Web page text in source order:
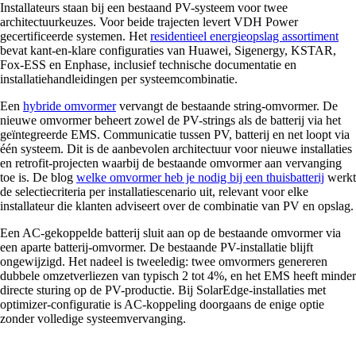
Installateurs staan bij een bestaand PV-systeem voor twee
architectuurkeuzes. Voor beide trajecten levert VDH Power
gecertificeerde systemen. Het residentieel energieopslag assortiment
bevat kant-en-klare configuraties van Huawei, Sigenergy, KSTAR,
Fox-ESS en Enphase, inclusief technische documentatie en
installatiehandleidingen per systeemcombinatie.
Een hybride omvormervervangt de bestaande string-omvormer. De
nieuwe omvormer beheert zowel de PV-strings als de batterij via het
geïntegreerde EMS. Communicatie tussen PV, batterij en net loopt via
één systeem. Dit is de aanbevolen architectuur voor nieuwe installaties
en retrofit-projecten waarbij de bestaande omvormer aan vervanging
toe is. De blog welke omvormer heb je nodig bij een thuisbatterij werkt
de selectiecriteria per installatiescenario uit, relevant voor elke
installateur die klanten adviseert over de combinatie van PV en opslag.
Een AC-gekoppelde batterij sluit aan op de bestaande omvormer via
een aparte batterij-omvormer. De bestaande PV-installatie blijft
ongewijzigd. Het nadeel is tweeledig: twee omvormers genereren
dubbele omzetverliezen van typisch 2 tot 4%, en het EMS heeft minder
directe sturing op de PV-productie. Bij SolarEdge-installaties met
optimizer-configuratie is AC-koppeling doorgaans de enige optie
zonder volledige systeemvervanging.